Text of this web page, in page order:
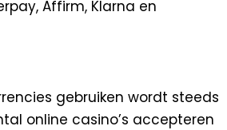
Affirm, Klarna en
gebruiken wordt steeds
online casino’s accepteren